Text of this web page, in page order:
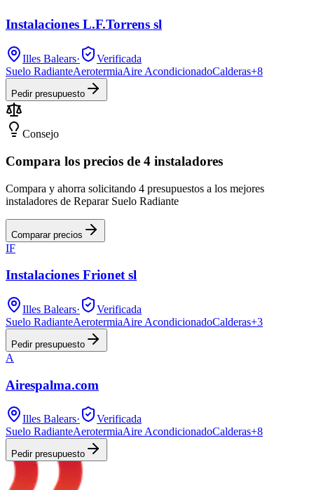
Instalaciones L.F.Torrens sl
Illes Balears·
Verificada
Suelo RadianteAerotermiaAire AcondicionadoCalderas+8
Pedir presupuesto
Consejo
Compara los precios de 4 instaladores
Compara y ahorra solicitando 4 presupuestos a los mejores
instaladores de Reparar Suelo Radiante
Comparar precios
IF
Instalaciones Frionet sl
Illes Balears·
Verificada
Suelo RadianteAerotermiaAire AcondicionadoCalderas+3
Pedir presupuesto
A
Airespalma.com
Illes Balears·
Verificada
Suelo RadianteAerotermiaAire AcondicionadoCalderas+8
Pedir presupuesto